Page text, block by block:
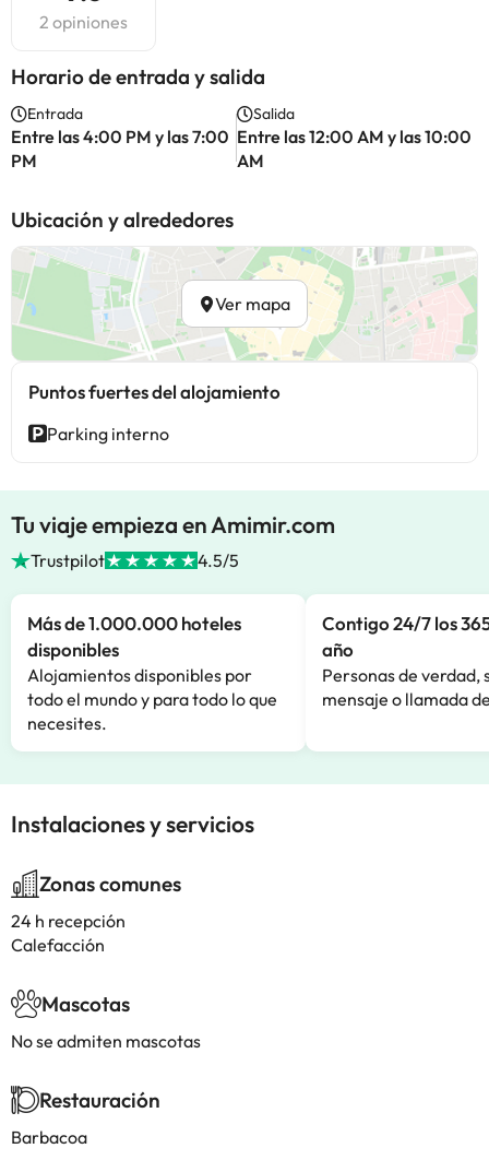
2 opiniones
Horario de entrada y salida
Entrada
Entre las 4:00 PM y las 7:00
PM
Salida
Entre las 12:00 AM y las 10:00
AM
Ubicación y alrededores
Ver mapa
Puntos fuertes del alojamiento
Parking interno
Tu viaje empieza en Amimir.com
Trustpilot 4.5/5
Más de 1.000.000 hoteles
disponibles
Alojamientos disponibles por
todo el mundo y para todo lo que
necesites.
Contigo 24/7 los
año
Personas de verdad,
mensaje o llamada
Instalaciones y servicios
Zonas comunes
24 h recepción
Calefacción
Mascotas
No se admiten mascotas
Restauración
Barbacoa